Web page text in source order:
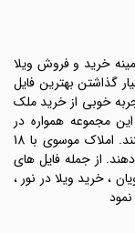
خرید و فروش ویلا
گذاشتن بهترین فایل
خوبی از خرید ملک
مجموعه همواره در
تلاش هستند رضایت طرفین معامله ها را تامین کنند. املاک موسوی با 18
از جمله فایل های
، خرید ویلا در نور ،